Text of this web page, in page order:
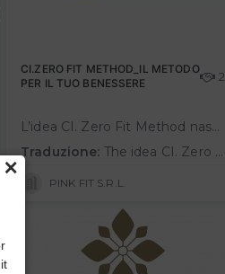
CI.ZERO FIT METHOD_IL METODO
PER IL TUO BENESSERE
2
L’idea CI. Zero Fit Method nasce dall’esigenza dell’individuo di conciliare il benessere psico-fisico con il poco tempo a disposizione. Con l’utilizzo di una training suit intelligente, brevettata e made in Italy, capace di …
Traduzione: The idea CI. Zero Fit Method was born from the need of the individual to reconcile mental and physical well-being with the limited time available. With the use of an intelligent training suit, patented and made in Italy, capable of …
PINK FIT S.R.L.
×